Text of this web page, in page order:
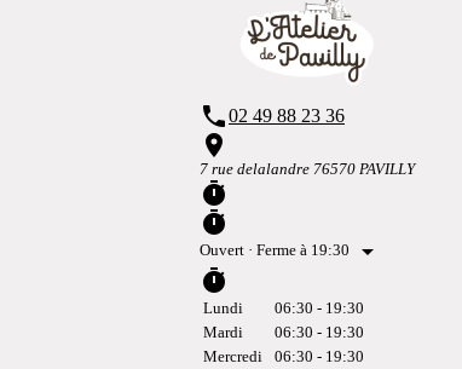
phone02 49 88 23 36
place
7 rue delalandre 76570 PAVILLY
timer
timer
Ouvert · Ferme à 19:30
arrow_drop_down
timer
Lundi
06:30 - 19:30
Mardi
06:30 - 19:30
Mercredi
06:30 - 19:30